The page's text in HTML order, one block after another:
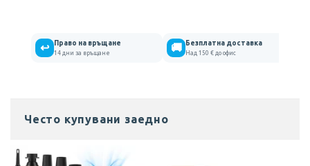
↩ Право на връщане
14 дни за връщане 🚚 Безплатна доставка
Над 150 € до офис
Често купувани заедно